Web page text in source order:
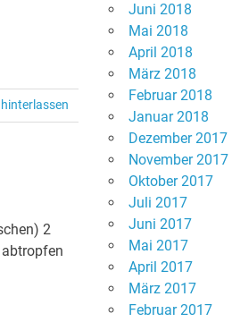
2
Juni 2018
Mai 2018
April 2018
März 2018
Februar 2018
Januar 2018
Dezember 2017
November 2017
Oktober 2017
Juli 2017
Juni 2017
Mai 2017
April 2017
März 2017
Februar 2017